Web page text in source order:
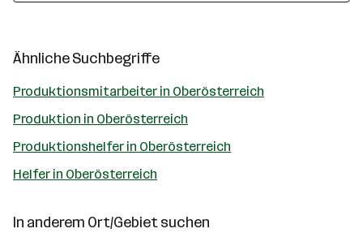
Ähnliche Suchbegriffe
Produktionsmitarbeiter in Oberösterreich
Produktion in Oberösterreich
Produktionshelfer in Oberösterreich
Helfer in Oberösterreich
In anderem Ort/Gebiet suchen